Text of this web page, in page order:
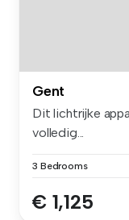
Gent
Dit lichtrijke
volledig...
3 Bedrooms
€ 1,125